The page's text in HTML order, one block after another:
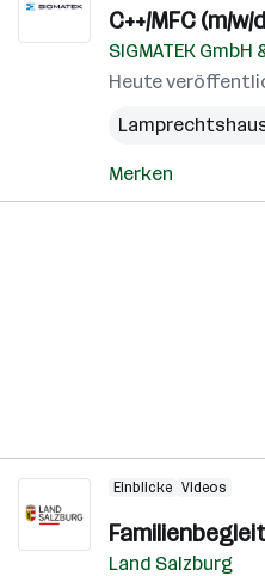
C++/MFC (m/w/
SIGMATEK GmbH
Heute
Merken
Einblicke Videos
Land Salzburg